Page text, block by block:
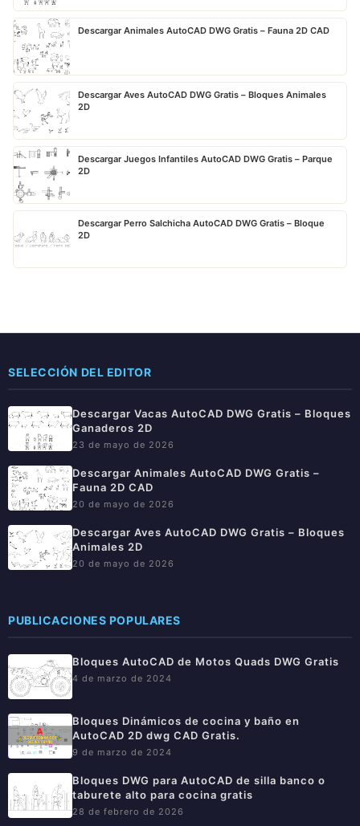
Descargar Animales AutoCAD DWG Gratis – Fauna 2D CAD
Descargar Aves AutoCAD DWG Gratis – Bloques Animales
2D
Descargar Juegos Infantiles AutoCAD DWG Gratis – Parque
2D
Descargar Perro Salchicha AutoCAD DWG Gratis – Bloque
2D
SELECCIÓN DEL EDITOR
Descargar Vacas AutoCAD DWG Gratis – Bloques
Ganaderos 2D
23 de mayo de 2026
Descargar Animales AutoCAD DWG Gratis –
Fauna 2D CAD
20 de mayo de 2026
Descargar Aves AutoCAD DWG Gratis – Bloques
Animales 2D
20 de mayo de 2026
PUBLICACIONES POPULARES
Bloques AutoCAD de Motos Quads DWG Gratis
4 de marzo de 2024
Bloques Dinámicos de cocina y baño en
AutoCAD 2D dwg CAD Gratis.
9 de marzo de 2024
Bloques DWG para AutoCAD de silla banco o
taburete alto para cocina gratis
28 de febrero de 2026